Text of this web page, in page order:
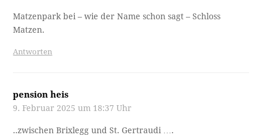
Matzenpark bei – wie der Name schon sagt – Schloss
Matzen.
Antworten
pension heis
9. Februar 2025 um 18:37 Uhr
..zwischen Brixlegg und St. Gertraudi ….